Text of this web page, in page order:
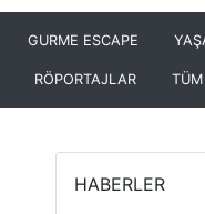
GURME ESCAPE
RÖPORTAJLAR TÜM
HABERLER